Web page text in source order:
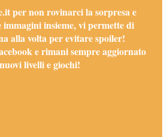
per non rovinarci la sorpresa e
insieme, vi permette di
alla volta per evitare spoiler!
e rimani sempre aggiornato
livelli e giochi!